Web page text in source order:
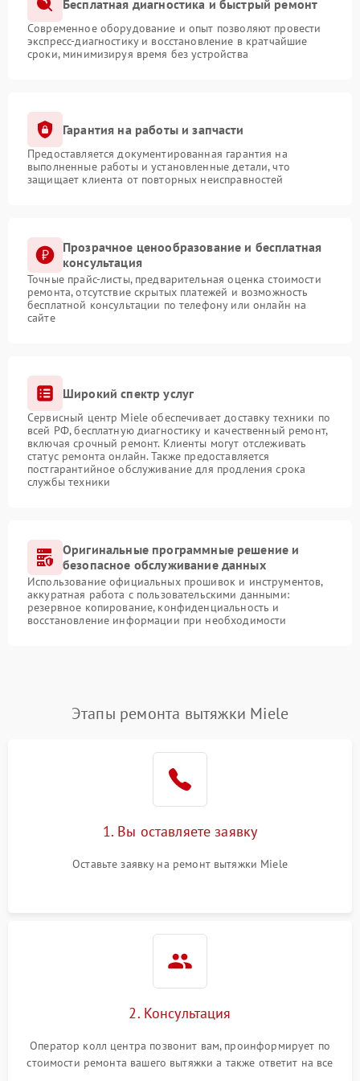
Бесплатная диагностика и быстрый ремонт
Современное оборудование и опыт позволяют провести
экспресс-диагностику и восстановление в кратчайшие
сроки, минимизируя время без устройства
Гарантия на работы и запчасти
Предоставляется документированная гарантия на
выполненные работы и установленные детали, что
защищает клиента от повторных неисправностей
Прозрачное ценообразование и бесплатная
консультация
Точные прайс-листы, предварительная оценка стоимости
ремонта, отсутствие скрытых платежей и возможность
бесплатной консультации по телефону или онлайн на
сайте
Широкий спектр услуг
Сервисный центр Miele обеспечивает доставку техники по
всей РФ, бесплатную диагностику и качественный ремонт,
включая срочный ремонт. Клиенты могут отслеживать
статус ремонта онлайн. Также предоставляется
постгарантийное обслуживание для продления срока
службы техники
Оригинальные программные решение и
безопасное обслуживание данных
Использование официальных прошивок и инструментов,
аккуратная работа с пользовательскими данными:
резервное копирование, конфиденциальность и
восстановление информации при необходимости
Этапы ремонта вытяжки Miele
1. Вы оставляете заявку
Оставьте заявку на ремонт вытяжки Miele
2. Консультация
Оператор колл центра позвонит вам, проинформирует по
стоимости ремонта вашего вытяжки а также ответит на все